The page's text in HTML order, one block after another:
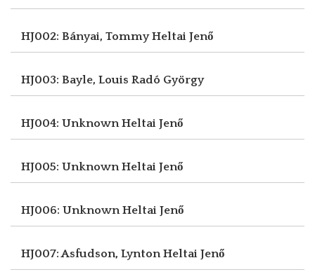
HJ002: Bányai, TommyHeltai Jenő
HJ003: Bayle, Louis Radó György
HJ004: UnknownHeltai Jenő
HJ005: UnknownHeltai Jenő
HJ006: UnknownHeltai Jenő
HJ007: Asfudson, LyntonHeltai Jenő